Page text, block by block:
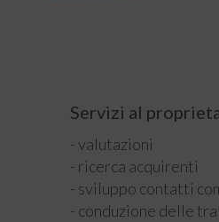
Servizi al
- valutazioni
- ricerca acquirenti
- sviluppo contatti
- conduzione delle